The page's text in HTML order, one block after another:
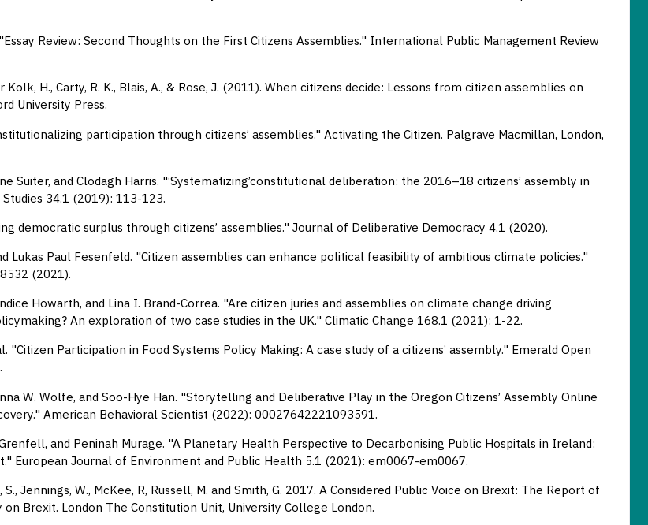
Review: Second Thoughts on the First Citizens Assemblies." International Public Management Review
Kolk, H., Carty, R. K., Blais, A., & Rose, J. (2011). When citizens decide: Lessons from citizen assemblies on
University Press.
participation through citizens’ assemblies." Activating the Citizen. Palgrave Macmillan, London,
Suiter, and Clodagh Harris. "‘Systematizing’constitutional deliberation: the 2016–18 citizens’ assembly in
34.1 (2019): 113-123.
democratic surplus through citizens’ assemblies." Journal of Deliberative Democracy 4.1 (2020).
Lukas Paul Fesenfeld. "Citizen assemblies can enhance political feasibility of ambitious climate policies."
(2021).
Howarth, and Lina I. Brand-Correa. "Are citizen juries and assemblies on climate change driving
An exploration of two case studies in the UK." Climatic Change 168.1 (2021): 1-22.
"Citizen Participation in Food Systems Policy Making: A case study of a citizens’ assembly." Emerald Open
W. Wolfe, and Soo-Hye Han. "Storytelling and Deliberative Play in the Oregon Citizens’ Assembly Online
American Behavioral Scientist (2022): 00027642221093591.
and Peninah Murage. "A Planetary Health Perspective to Decarbonising Public Hospitals in Ireland:
European Journal of Environment and Public Health 5.1 (2021): em0067-em0067.
Jennings, W., McKee, R, Russell, M. and Smith, G. 2017. A Considered Public Voice on Brexit: The Report of
Brexit. London The Constitution Unit, University College London.